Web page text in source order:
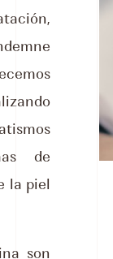
de
la piel
son